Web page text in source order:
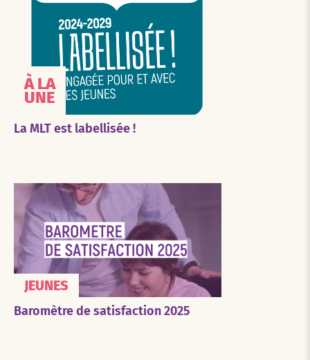
À LA
UNE
La MLT est labellisée !
JEUNES
Baromètre de satisfaction 2025